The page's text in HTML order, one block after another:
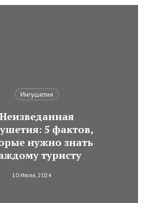
Ингушетия
Неизведанная
5 фактов,
нужно знать
туристу
10 Июля, 2024